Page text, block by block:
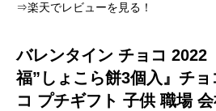
⇒楽天でレビューを見る！
バレンタイン チョコ 2022
福”しょこら餅3個入』チョ
コ プチギフト 子供 職場